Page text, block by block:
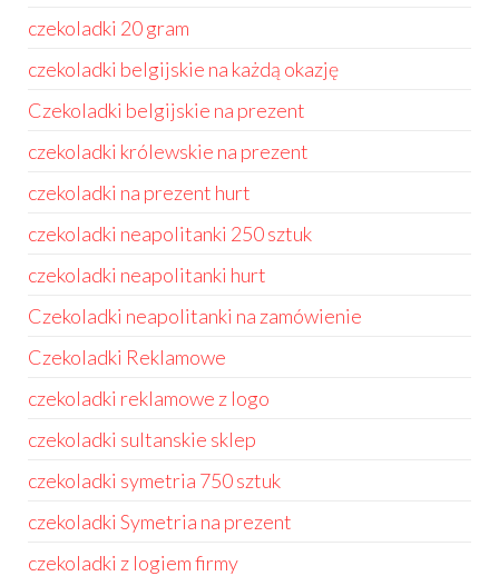
czekoladki 20 gram
czekoladki belgijskie na każdą okazję
Czekoladki belgijskie na prezent
czekoladki królewskie na prezent
czekoladki na prezent hurt
czekoladki neapolitanki 250 sztuk
czekoladki neapolitanki hurt
Czekoladki neapolitanki na zamówienie
Czekoladki Reklamowe
czekoladki reklamowe z logo
czekoladki sultanskie sklep
czekoladki symetria 750 sztuk
czekoladki Symetria na prezent
czekoladki z logiem firmy